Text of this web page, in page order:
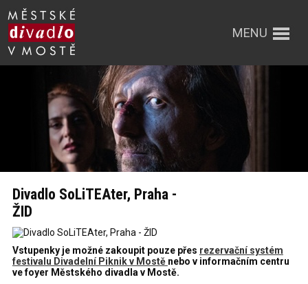
MENU
Divadlo SoLiTEAter, Praha -
ŽID
Vstupenky je možné zakoupit pouze přes rezervační systém
festivalu Divadelní Piknik v Mostě nebo v informačním centru
ve foyer Městského divadla v Mostě.